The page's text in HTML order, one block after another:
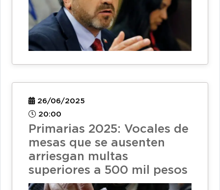
26/06/2025
20:00
Primarias 2025: Vocales de
mesas que se ausenten
arriesgan multas
superiores a 500 mil pesos